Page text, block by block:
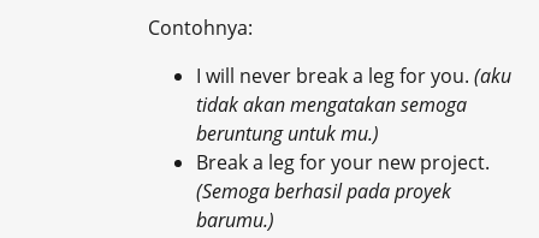
Contohnya:
I will never break a leg for you.(aku
tidak akan mengatakan semoga
beruntung untuk mu.)
Break a leg for your new project.
(Semoga berhasil pada proyek
barumu.)